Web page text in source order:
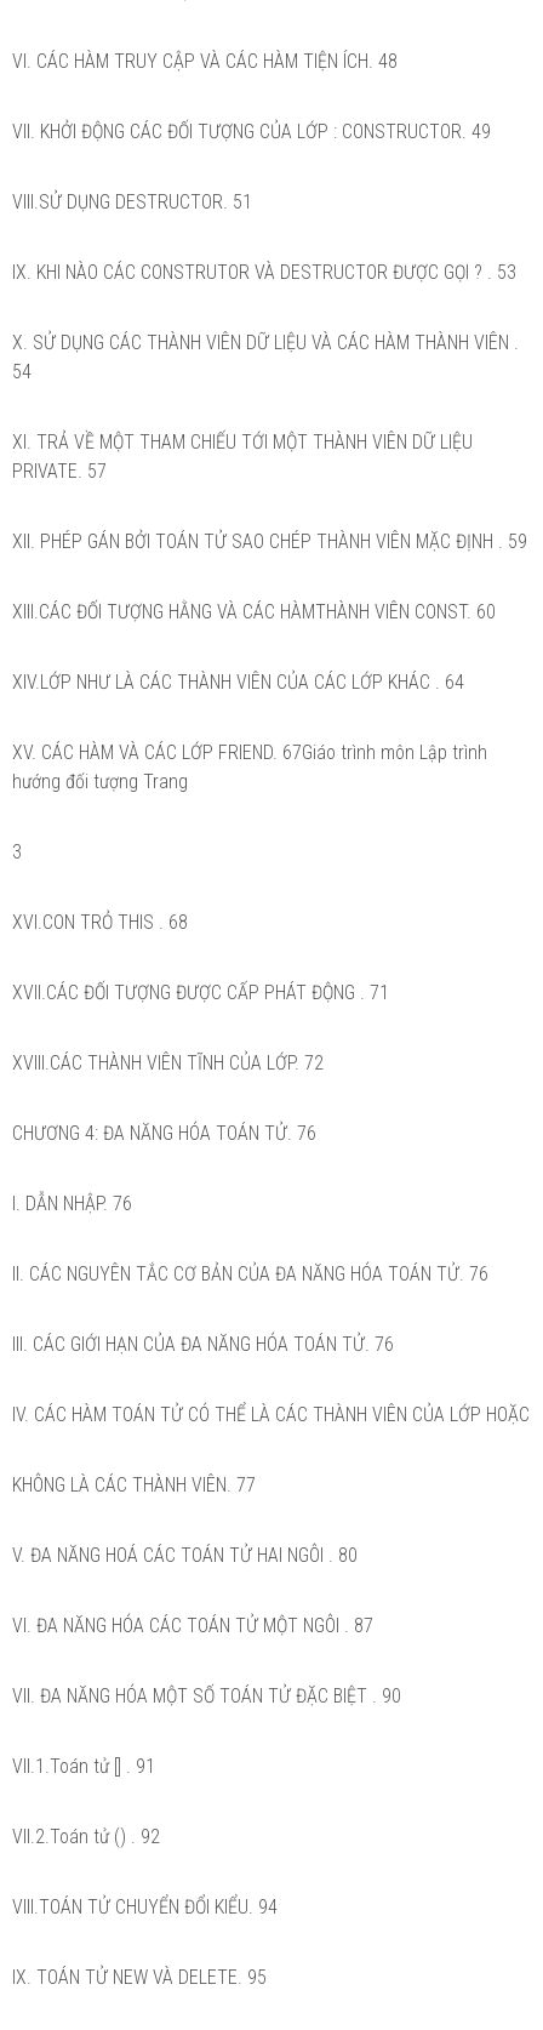
VI. CÁC HÀM TRUY CẬP VÀ CÁC HÀM TIỆN ÍCH. 48
VII. KHỞI ĐỘNG CÁC ĐỐI TƯỢNG CỦA LỚP : CONSTRUCTOR. 49
VIII.SỬ DỤNG DESTRUCTOR. 51
IX. KHI NÀO CÁC CONSTRUTOR VÀ DESTRUCTOR ĐƯỢC GỌI ? . 53
X. SỬ DỤNG CÁC THÀNH VIÊN DỮ LIỆU VÀ CÁC HÀM THÀNH VIÊN .
54
XI. TRẢ VỀ MỘT THAM CHIẾU TỚI MỘT THÀNH VIÊN DỮ LIỆU
PRIVATE. 57
XII. PHÉP GÁN BỞI TOÁN TỬ SAO CHÉP THÀNH VIÊN MẶC ĐỊNH . 59
XIII.CÁC ĐỐI TƯỢNG HẰNG VÀ CÁC HÀMTHÀNH VIÊN CONST. 60
XIV.LỚP NHƯ LÀ CÁC THÀNH VIÊN CỦA CÁC LỚP KHÁC . 64
XV. CÁC HÀM VÀ CÁC LỚP FRIEND. 67Giáo trình môn Lập trình
hướng đối tượng Trang
3
XVI.CON TRỎ THIS . 68
XVII.CÁC ĐỐI TƯỢNG ĐƯỢC CẤP PHÁT ĐỘNG . 71
XVIII.CÁC THÀNH VIÊN TĨNH CỦA LỚP. 72
CHƯƠNG 4: ĐA NĂNG HÓA TOÁN TỬ. 76
I. DẪN NHẬP. 76
II. CÁC NGUYÊN TẮC CƠ BẢN CỦA ĐA NĂNG HÓA TOÁN TỬ. 76
III. CÁC GIỚI HẠN CỦA ĐA NĂNG HÓA TOÁN TỬ. 76
IV. CÁC HÀM TOÁN TỬ CÓ THỂ LÀ CÁC THÀNH VIÊN CỦA LỚP HOẶC
KHÔNG LÀ CÁC THÀNH VIÊN. 77
V. ĐA NĂNG HOÁ CÁC TOÁN TỬ HAI NGÔI . 80
VI. ĐA NĂNG HÓA CÁC TOÁN TỬ MỘT NGÔI . 87
VII. ĐA NĂNG HÓA MỘT SỐ TOÁN TỬ ĐẶC BIỆT . 90
VII.1.Toán tử [] . 91
VII.2.Toán tử () . 92
VIII.TOÁN TỬ CHUYỂN ĐỔI KIỂU. 94
IX. TOÁN TỬ NEW VÀ DELETE. 95